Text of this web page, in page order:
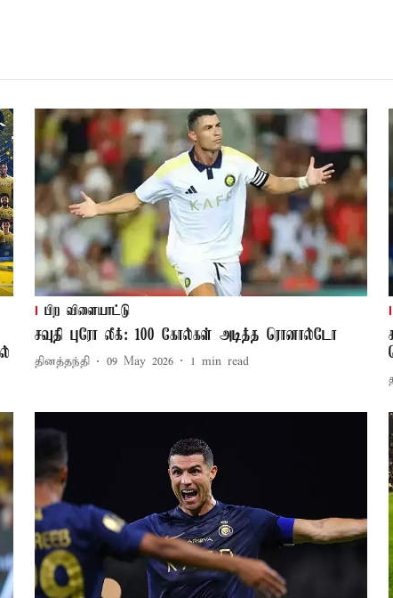
பிற விளையாட்டு
சவுதி புரோ லீக்: 100 கோல்கள் அடித்த ரொனால்டோ
தினத்தந்தி 09 May 2026 1 min read